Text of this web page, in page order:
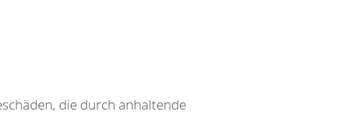
die durch anhaltende